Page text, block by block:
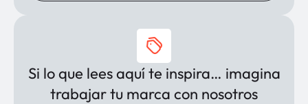
Si lo que lees aquí te inspira… imagina
trabajar tu marca con nosotros